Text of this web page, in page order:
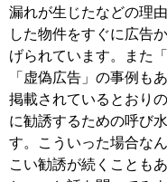
漏れが生じたなどの理
した物件をすぐに広告
げられています。また
「虚偽広告」の事例も
掲載されているとおり
に勧誘するための呼び
す。こういった場合な
こい勧誘が続くことも